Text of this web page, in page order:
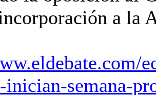
a la
inician-semana-